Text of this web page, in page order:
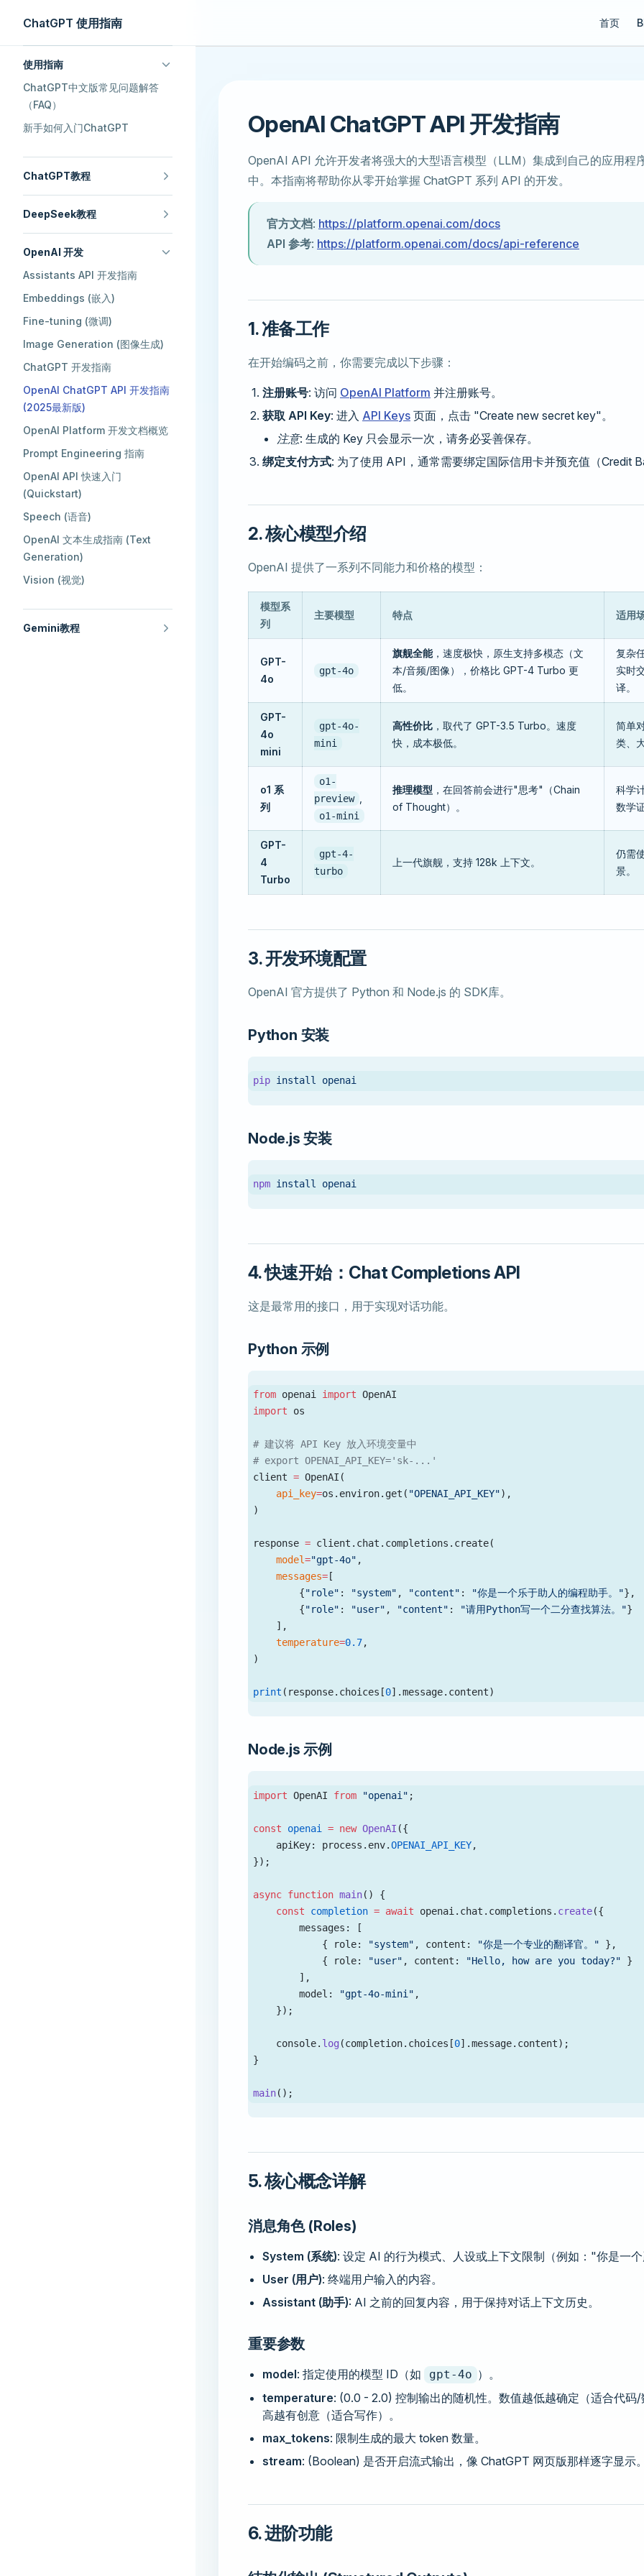
Skip to content
ChatGPT 使用指南 首页
使用指南
ChatGPT中文版常见问题解答
（FAQ）
新手如何入门ChatGPT
ChatGPT教程
DeepSeek教程
OpenAI 开发
Assistants API 开发指南
Embeddings (嵌入)
Fine-tuning (微调)
Image Generation (图像生成)
ChatGPT 开发指南
OpenAI ChatGPT API 开发指南
(2025最新版)
OpenAI Platform 开发文档概览
Prompt Engineering 指南
OpenAI API 快速入门
(Quickstart)
Speech (语音)
OpenAI 文本生成指南 (Text
Generation)
Vision (视觉)
Gemini教程
OpenAI ChatGPT API 开发指南
OpenAI API 允许开发者将强大的大型语言模型（LLM）集成到自己的应用程
中。本指南将帮助你从零开始掌握 ChatGPT 系列 API 的开发。
官方文档: https://platform.openai.com/docs
API 参考: https://platform.openai.com/docs/api-reference
1. 准备工作
在开始编码之前，你需要完成以下步骤：
注册账号: 访问 OpenAI Platform 并注册账号。
获取 API Key: 进入 API Keys 页面，点击 "Create new secret key"。
注意: 生成的 Key 只会显示一次，请务必妥善保存。
绑定支付方式: 为了使用 API，通常需要绑定国际信用卡并预充值（Credit
2. 核心模型介绍
OpenAI 提供了一系列不同能力和价格的模型：
模型系
列
主要模型 特点 适用
GPT-
4o
gpt-4o
旗舰全能，速度极快，原生支持多模态（文
本/音频/图像），价格比 GPT-4 Turbo 更
低。
复杂
实时
译。
GPT-
4o
mini
gpt-4o-
mini
高性价比 ，取代了 GPT-3.5 Turbo。速度
快，成本极低。
简单
类、
o1 系
列
o1-
preview
o1-mini
推理模型 ，在回答前会进行"思考"（Chain
of Thought）。
科学
数学
GPT-
4
Turbo
gpt-4-
turbo
上一代旗舰，支持 128k 上下文。
仍需
景。
3. 开发环境配置
OpenAI 官方提供了 Python 和 Node.js 的 SDK库。
Python 安装
pip install openai
Node.js 安装
npm install openai
4. 快速开始：Chat Completions API
这是最常用的接口，用于实现对话功能。
Python 示例
from openai import OpenAI
import os
# 建议将 API Key 放入环境变量中
# export OPENAI_API_KEY='sk-...'
client = OpenAI(
    api_key
=os.environ.get( "OPENAI_API_KEY"),
)
response = client.chat.completions.create(
    model
="gpt-4o" ,
    messages
= [
        {
"role" : "system" , "content" : "你是一个乐于助人的编程助手。"},
        {
"role" : "user" , "content" : "请用Python写一个二分查找算法。"}
    ],
    temperature
=0.7,
)
print (response.choices[0].message.content)
Node.js 示例
import OpenAI from "openai" ;
const openai = new OpenAI ({
    apiKey: process.env.
OPENAI_API_KEY,
});
async function main() {
    const
completion = await openai.chat.completions. create({
        messages: [
            { role:
"system" , content: "你是一个专业的翻译官。" },
            { role:
"user" , content: "Hello, how are you today?" }
        ],
        model:
"gpt-4o-mini" ,
    });
    console.
log (completion.choices[0].message.content);
}
main();
5. 核心概念详解
消息角色 (Roles)
System (系统): 设定 AI 的行为模式、人设或上下文限制（例如："你是一个
User (用户): 终端用户输入的内容。
Assistant (助手): AI 之前的回复内容，用于保持对话上下文历史。
重要参数
model: 指定使用的模型 ID（如 gpt-4o ）。
temperature: (0.0 - 2.0) 控制输出的随机性。数值越低越确定（适合代码
高越有创意（适合写作）。
max_tokens: 限制生成的最大 token 数量。
stream: (Boolean) 是否开启流式输出，像 ChatGPT 网页版那样逐字显示。
6. 进阶功能